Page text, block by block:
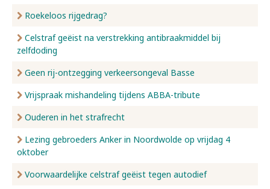
Roekeloos rijgedrag?
Celstraf geëist na verstrekking antibraakmiddel bij
zelfdoding
Geen rij-ontzegging verkeersongeval Basse
Vrijspraak mishandeling tijdens ABBA-tribute
Ouderen in het strafrecht
Lezing gebroeders Anker in Noordwolde op vrijdag 4
oktober
Voorwaardelijke celstraf geëist tegen autodief